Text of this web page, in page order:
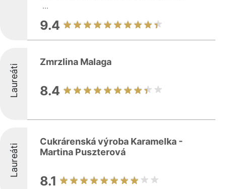
...
9.4
Laureáti
Zmrzlina Malaga
8.4
Laureáti
Cukrárenská výroba Karamelka -
Martina Puszterová
8.1